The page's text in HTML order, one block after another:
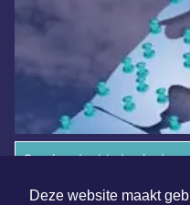
Deze website maakt
Overige dagbladen in de